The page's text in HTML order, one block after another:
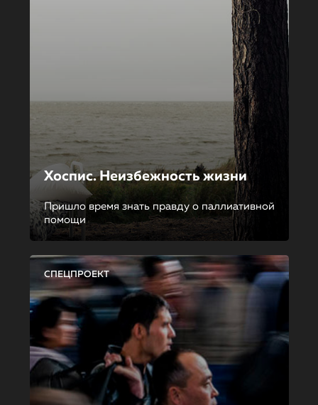
Хоспис. Неизбежность жизни
Пришло время знать правду о паллиативной
помощи
СПЕЦПРОЕКТ